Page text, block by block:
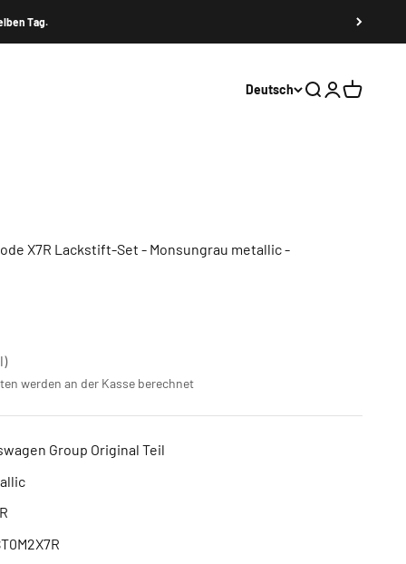
Tag.
Deutsch SucheAnmelden
X7R Lackstift-Set - Monsungrau metallic -
werden an der Kasse berechnet
Group Original Teil